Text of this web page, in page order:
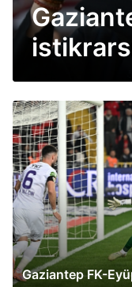
Gaziantep FK-